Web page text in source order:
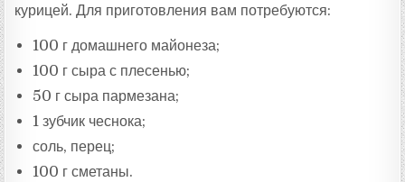
курицей. Для приготовления вам потребуются:
100 г домашнего майонеза;
100 г сыра с плесенью;
50 г сыра пармезана;
1 зубчик чеснока;
соль, перец;
100 г сметаны.